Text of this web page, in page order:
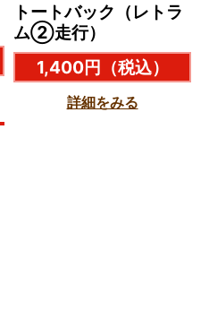
トートバック（レトラ
ム②走行）
1,400円 （税込）
詳細をみる